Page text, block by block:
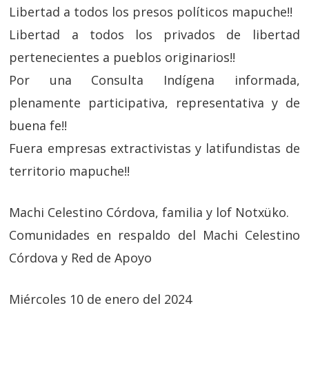
Libertad a todos los presos políticos mapuche!!
Libertad a todos los privados de libertad
pertenecientes a pueblos originarios!!
Por una Consulta Indígena informada,
plenamente participativa, representativa y de
buena fe!!
Fuera empresas extractivistas y latifundistas de
territorio mapuche!!
Machi Celestino Córdova, familia y lof Notxüko.
Comunidades en respaldo del Machi Celestino
Córdova y Red de Apoyo
Miércoles 10 de enero del 2024